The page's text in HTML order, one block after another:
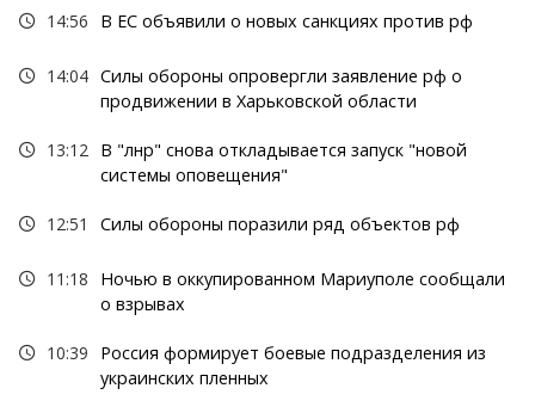
14:56 В ЕС объявили о новых санкциях против рф
14:04 Силы обороны опровергли заявление рф о
продвижении в Харьковской области
13:12
В "лнр" снова откладывается запуск "новой
системы оповещения"
12:51 Силы обороны поразили ряд объектов рф
11:18
Ночью в оккупированном Мариуполе сообщали
о взрывах
10:39
Россия формирует боевые подразделения из
украинских пленных